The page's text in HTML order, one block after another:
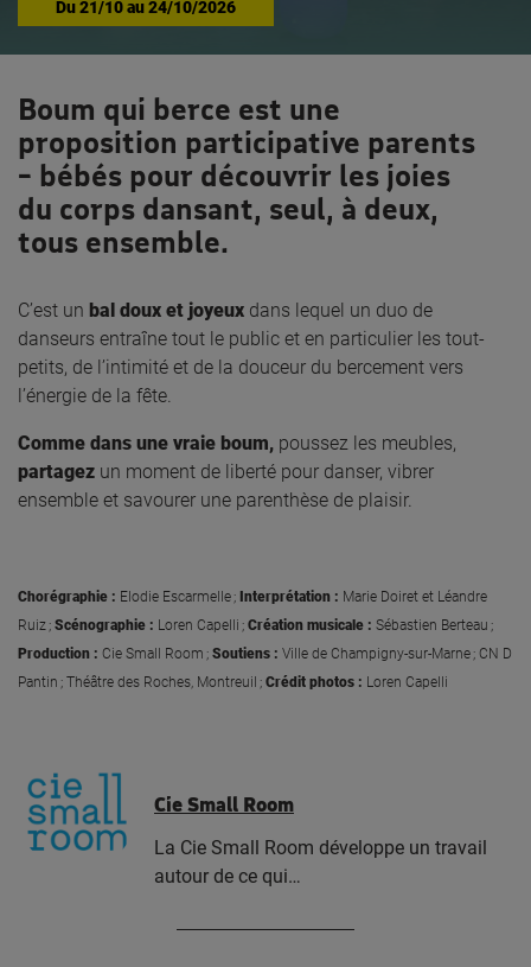
Du21/10au24/10/2026
Boum qui berce est une
proposition participative parents
– bébés pour découvrir les joies
du corps dansant, seul, à deux,
tous ensemble.
C’est un bal doux et joyeux dans lequel un duo de
danseurs entraîne tout le public et en particulier les tout-
petits, de l’intimité et de la douceur du bercement vers
l’énergie de la fête.
Comme dans une vraie boum, poussez les meubles,
partagez un moment de liberté pour danser, vibrer
ensemble et savourer une parenthèse de plaisir.
Chorégraphie : Elodie Escarmelle ; Interprétation : Marie Doiret et Léandre
Ruiz ; Scénographie : Loren Capelli ; Création musicale : Sébastien Berteau ;
Production : Cie Small Room ; Soutiens : Ville de Champigny-sur-Marne ; CN D
Pantin ; Théâtre des Roches, Montreuil ; Crédit photos : Loren Capelli
Cie Small Room
La Cie Small Room développe un travail
autour de ce qui…